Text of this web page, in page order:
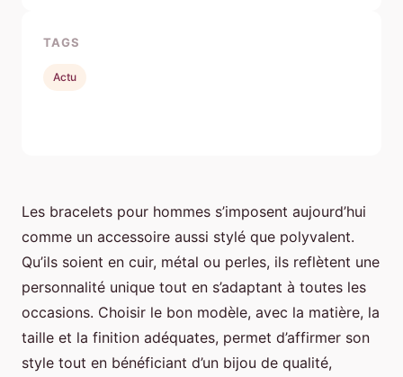
Les bracelets pour hommes s’imposent aujourd’hui
comme un accessoire aussi stylé que polyvalent.
Qu’ils soient en cuir, métal ou perles, ils reflètent une
personnalité unique tout en s’adaptant à toutes les
occasions. Choisir le bon modèle, avec la matière, la
taille et la finition adéquates, permet d’affirmer son
style tout en bénéficiant d’un bijou de qualité,
TAGS
Actu